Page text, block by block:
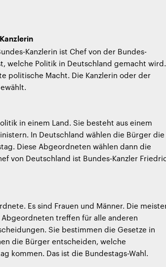
Kanzlerin ist Chef von der Bundes-
welche Politik in Deutschland gemacht wird.
politische Macht. Die Kanzlerin oder der
in einem Land. Sie besteht aus einem
In Deutschland wählen die Bürger die
Diese Abgeordneten wählen dann die
von Deutschland ist Bundes-Kanzler
Es sind Frauen und Männer. Die
treffen für alle anderen
Sie bestimmen die Gesetze in
die Bürger entscheiden, welche
kommen. Das ist die Bundestags-Wahl.